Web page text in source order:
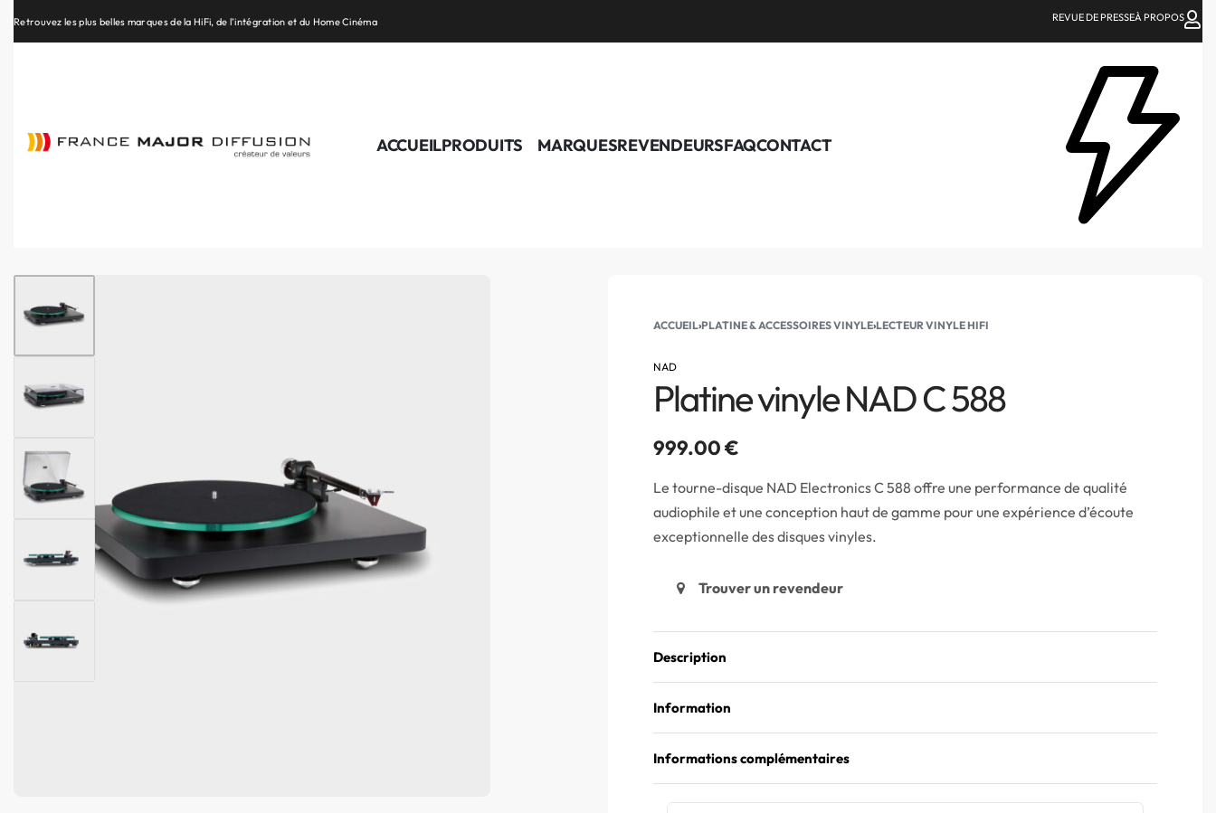
Retrouvez les plus belles marques de la HiFi, de l’intégration et du Home Cinéma REVUE DE PRESSEÀ PROPOS
ACCUEILPRODUITS MARQUESREVENDEURSFAQCONTACT
ACCUEIL›PLATINE & ACCESSOIRES VINYLE›LECTEUR VINYLE HIFI
NAD
Platine vinyle NAD C 588
999.00€
Le tourne-disque NAD Electronics C 588 offre une performance de qualité
audiophile et une conception haut de gamme pour une expérience d’écoute
exceptionnelle des disques vinyles.
Trouver un revendeur
Description
Information
Informations complémentaires